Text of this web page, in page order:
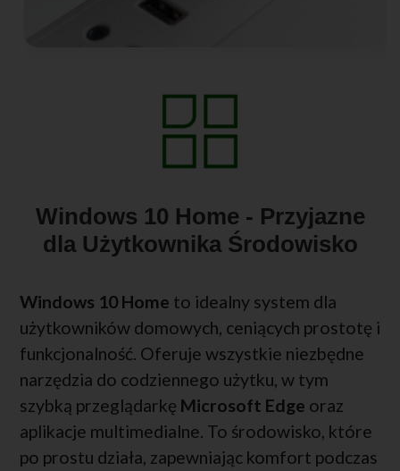
Windows 10 Home - Przyjazne
dla Użytkownika Środowisko
Windows 10 Home to idealny system dla
użytkowników domowych, ceniących prostotę i
funkcjonalność. Oferuje wszystkie niezbędne
narzędzia do codziennego użytku, w tym
szybką przeglądarkę Microsoft Edge oraz
aplikacje multimedialne. To środowisko, które
po prostu działa, zapewniając komfort podczas